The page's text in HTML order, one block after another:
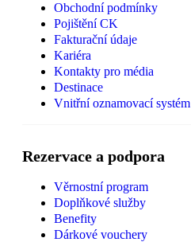
Obchodní podmínky
Pojištění CK
Fakturační údaje
Kariéra
Kontakty pro média
Destinace
Vnitřní oznamovací systém
Rezervace a podpora
Věrnostní program
Doplňkové služby
Benefity
Dárkové vouchery